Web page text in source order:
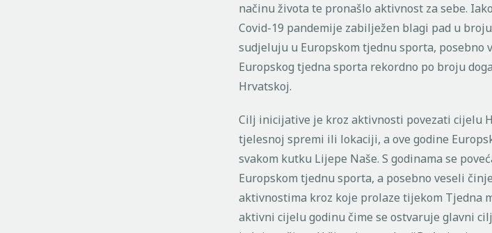
načinu života te pronašlo aktivnost za sebe.
Covid-19 pandemije zabilježen blagi pad u
sudjeluju u Europskom tjednu sporta, posebno
Europskog tjedna sporta rekordno po broju
Hrvatskoj.
Cilj inicijative je kroz aktivnosti povezati cijelu
tjelesnoj spremi ili lokaciji, a ove godine
svakom kutku Lijepe Naše. S godinama se
Europskom tjednu sporta, a posebno veseli
aktivnostima kroz koje prolaze tijekom Tjedna
aktivni cijelu godinu čime se ostvaruje glavni